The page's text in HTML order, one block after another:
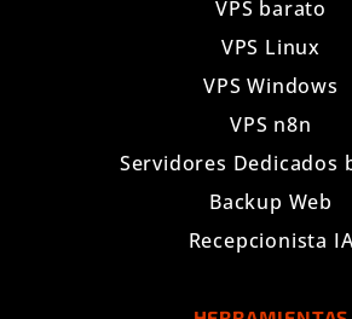
VPS barato
VPS Linux
VPS Windows
VPS n8n
Servidores Dedicados
Backup Web
Recepcionista